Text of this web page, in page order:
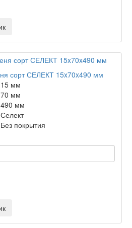
сорт СЕЛЕКТ 15x70x490 мм
15 мм
70 мм
490 мм
Селект
Без покрытия